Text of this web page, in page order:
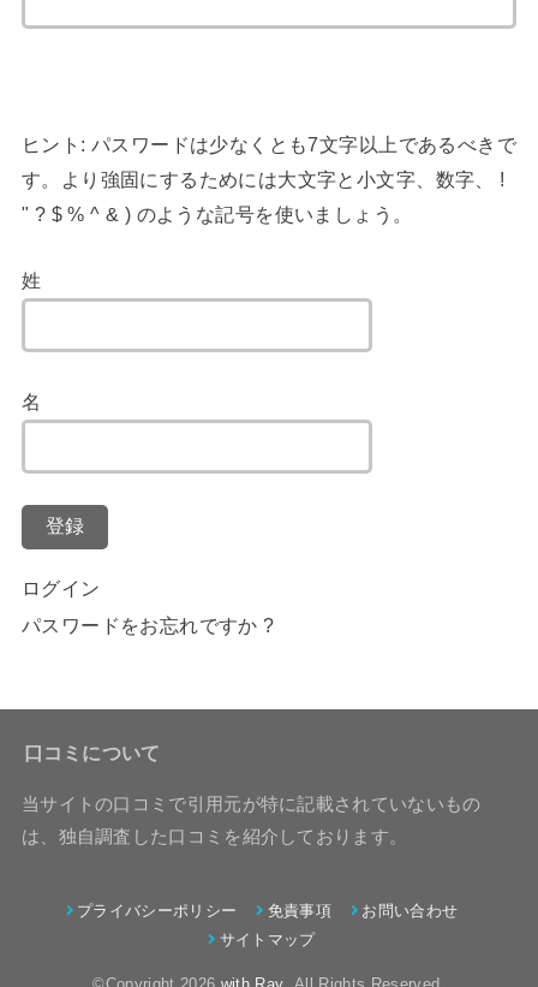
ヒント: パスワードは少なくとも7文字以上であるべきで
す。より強固にするためには大文字と小文字、数字、 !
" ? $ % ^ & ) のような記号を使いましょう。
姓
名
登録
ログイン
パスワードをお忘れですか ?
口コミについて
当サイトの口コミで引用元が特に記載されていないもの
は、独自調査した口コミを紹介しております。
プライバシーポリシー 免責事項
お問い合わせ
サイトマップ